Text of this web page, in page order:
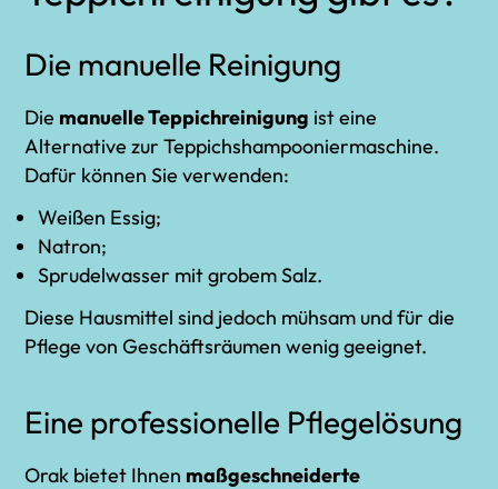
Die manuelle Reinigung
Die manuelle Teppichreinigung ist eine
Alternative zur Teppichshampooniermaschine.
Dafür können Sie verwenden:
Weißen Essig;
Natron;
Sprudelwasser mit grobem Salz.
Diese Hausmittel sind jedoch mühsam und für die
Pflege von Geschäftsräumen wenig geeignet.
Eine professionelle Pflegelösung
Orak bietet Ihnen maßgeschneiderte